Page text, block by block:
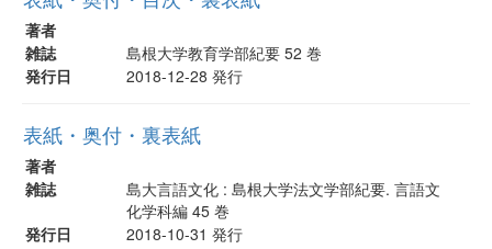
著者
雑誌
島根大学教育学部紀要 52 巻
発行日
2018-12-28 発行
表紙・奥付・裏表紙
著者
雑誌
島大言語文化 : 島根大学法文学部紀要. 言語文
化学科編 45 巻
発行日
2018-10-31 発行